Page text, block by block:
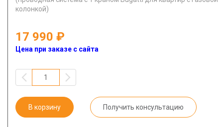
колонкой)
17 990
Цена при заказе с сайта
В корзину Получить консультацию